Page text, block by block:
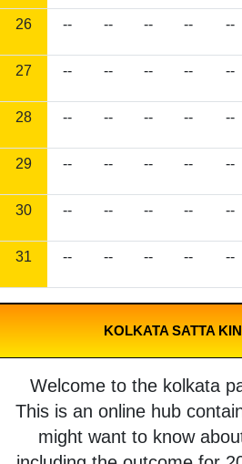
26 -- -- -- -- --
27 -- -- -- -- --
28 -- -- -- -- --
29 -- -- -- -- --
30 -- -- -- -- --
31 -- -- -- -- --
KOLKATA SATTA
Welcome to the kolkata
This is an online hub
might want to know